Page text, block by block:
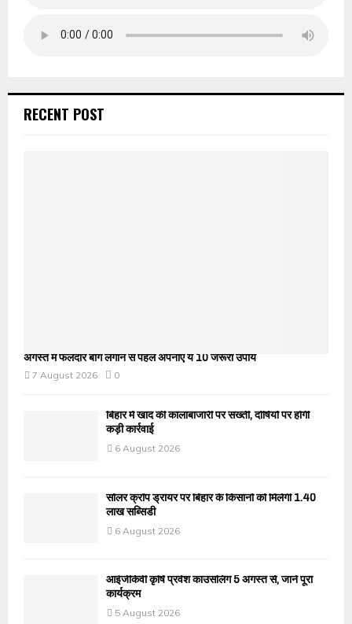
RECENT POST
अगस्त में फलदार बाग लगाने से पहले अपनाएं ये 10 जरूरी उपाय
7 August 2026
0
बिहार में खाद की कालाबाजारी पर सख्ती, दोषियों पर होगी
कड़ी कार्रवाई
6 August 2026
सोलर क्रॉप ड्रायर पर बिहार के किसानों को मिलेगी 1.40
लाख सब्सिडी
6 August 2026
आईजीकेवी कृषि प्रवेश काउंसलिंग 5 अगस्त से, जानें पूरा
कार्यक्रम
5 August 2026